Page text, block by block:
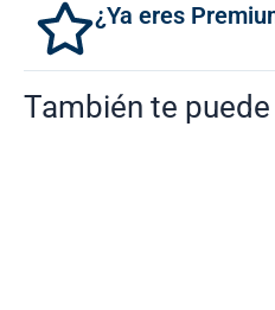
¿Ya eres
También te